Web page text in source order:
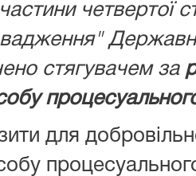
четвертої
стягувачем за
для